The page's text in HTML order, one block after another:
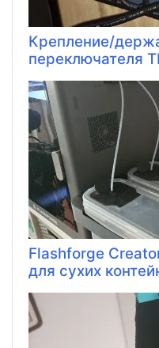
Крепление/
переключателя
Flashforge
для сухих